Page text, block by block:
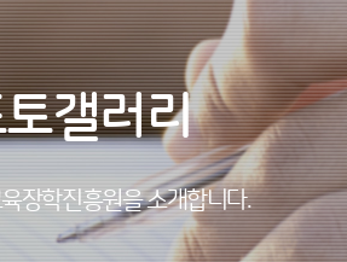
갤러리
장학진흥원을 소개합니다.